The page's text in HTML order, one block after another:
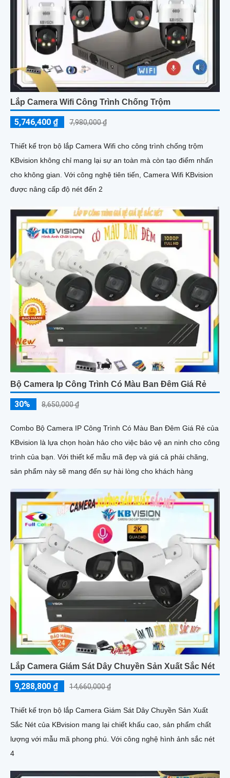
Lắp Camera Wifi Công Trình Chống Trộm
5,746,400 ₫ 7,980,000 ₫
Thiết kế trọn bộ lắp Camera Wifi cho công trình chống trộm
KBvision không chỉ mang lại sự an toàn mà còn tạo điểm nhấn
cho không gian. Với công nghệ tiên tiến, Camera Wifi KBvision
được nâng cấp độ nét đến 2
Bộ Camera Ip Công Trình Có Màu Ban Đêm Giá Rẻ
30% 8,650,000 ₫
Combo Bộ Camera IP Công Trình Có Màu Ban Đêm Giá Rẻ của
KBvision là lựa chọn hoàn hảo cho việc bảo vệ an ninh cho công
trình của bạn. Với thiết kế mẫu mã đẹp và giá cả phải chăng,
sản phẩm này sẽ mang đến sự hài lòng cho khách hàng
Lắp Camera Giám Sát Dây Chuyền Sản Xuất Sắc Nét
9,288,800 ₫ 14,660,000 ₫
Thiết kế trọn bộ lắp Camera Giám Sát Dây Chuyền Sản Xuất
Sắc Nét của KBvision mang lại chiết khấu cao, sản phẩm chất
lượng với mẫu mã phong phú. Với công nghệ hình ảnh sắc nét
4